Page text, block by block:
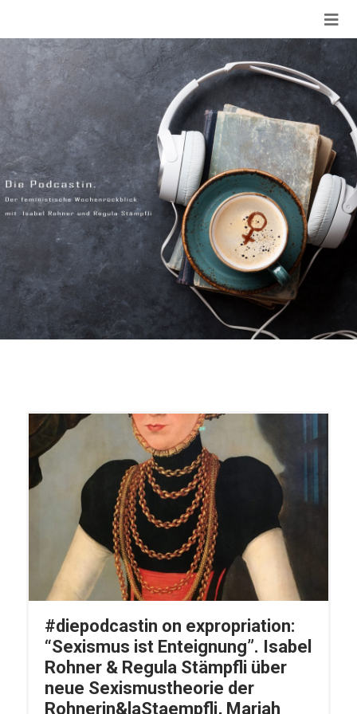
#diepodcastin on expropriation:
“Sexismus ist Enteignung”. Isabel
Rohner & Regula Stämpfli über
neue Sexismustheorie der
Rohnerin&laStaempfli, Mariah